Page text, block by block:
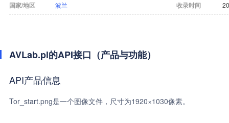
国家/地区 波兰 收录时间
AVLab.pl的API接口（产品与功能）
API产品信息
Tor_start.png是一个图像文件，尺寸为1920×1030像素。